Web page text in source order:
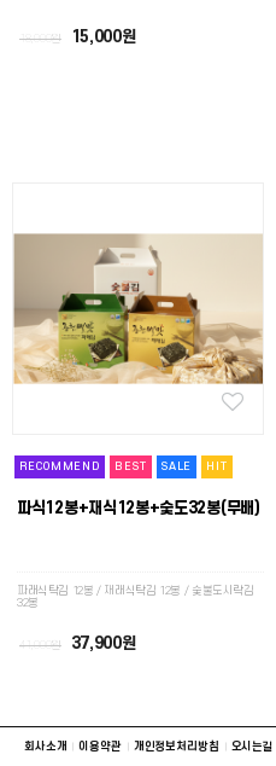
18,000원 15,000원
RECOMMEND BEST SALE HIT
파식12봉+재식12봉+숯도32봉(무배)
파래식탁김 12봉 / 재래식탁김 12봉 / 숯불도시락김
32봉
41,000원 37,900원
회사소개 이용약관 개인정보처리방침 오시는길